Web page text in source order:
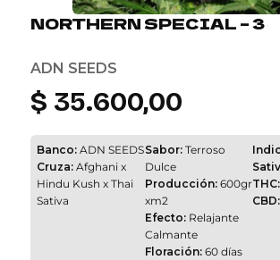
NORTHERN SPECIAL – 3
ADN SEEDS
$ 35.600,00
Banco: ADN SEEDS
Cruza: Afghani x
Hindu Kush x Thai
Sativa
Sabor:Terroso
Dulce
Producción:600gr
xm2
Efecto:Relajante
Calmante
Floración:60 días
THC:
CBD: